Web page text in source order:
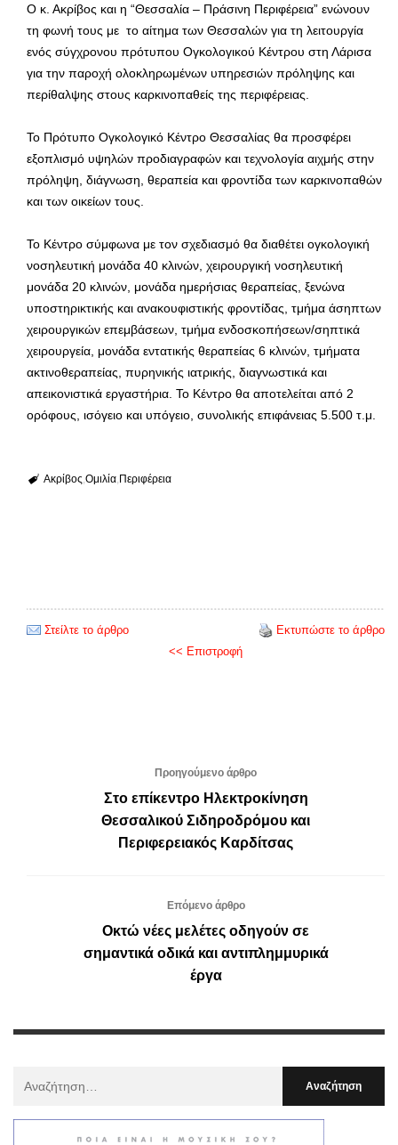
Ο κ. Ακρίβος και η “Θεσσαλία – Πράσινη Περιφέρεια” ενώνουν
τη φωνή τους με το αίτημα των Θεσσαλών για τη λειτουργία
ενός σύγχρονου πρότυπου Ογκολογικού Κέντρου στη Λάρισα
για την παροχή ολοκληρωμένων υπηρεσιών πρόληψης και
περίθαλψης στους καρκινοπαθείς της περιφέρειας.
Το Πρότυπο Ογκολογικό Κέντρο Θεσσαλίας θα προσφέρει
εξοπλισμό υψηλών προδιαγραφών και τεχνολογία αιχμής στην
πρόληψη, διάγνωση, θεραπεία και φροντίδα των καρκινοπαθών
και των οικείων τους.
Το Κέντρο σύμφωνα με τον σχεδιασμό θα διαθέτει ογκολογική
νοσηλευτική μονάδα 40 κλινών, χειρουργική νοσηλευτική
μονάδα 20 κλινών, μονάδα ημερήσιας θεραπείας, ξενώνα
υποστηρικτικής και ανακουφιστικής φροντίδας, τμήμα άσηπτων
χειρουργικών επεμβάσεων, τμήμα ενδοσκοπήσεων/σηπτικά
χειρουργεία, μονάδα εντατικής θεραπείας 6 κλινών, τμήματα
ακτινοθεραπείας, πυρηνικής ιατρικής, διαγνωστικά και
απεικονιστικά εργαστήρια. Το Κέντρο θα αποτελείται από 2
ορόφους, ισόγειο και υπόγειο, συνολικής επιφάνειας 5.500 τ.μ.
Ακρίβος Ομιλία Περιφέρεια
Στείλτε το άρθρο
Εκτυπώστε το άρθρο
<< Επιστροφή
Προηγούμενο άρθρο
Στο επίκεντρο Ηλεκτροκίνηση
Θεσσαλικού Σιδηροδρόμου και
Περιφερειακός Καρδίτσας
Επόμενο άρθρο
Οκτώ νέες μελέτες οδηγούν σε
σημαντικά οδικά και αντιπλημμυρικά
έργα
: